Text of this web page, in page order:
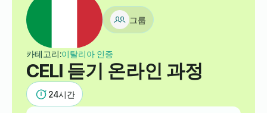
그룹
카테고리:이탈리아 인증
CELI 듣기 온라인 과정
24시간